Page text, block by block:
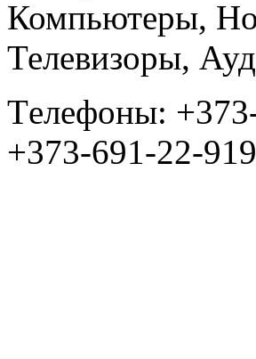
Компьютеры,
Телевизоры,
Tелефоны:
+373-691-22-